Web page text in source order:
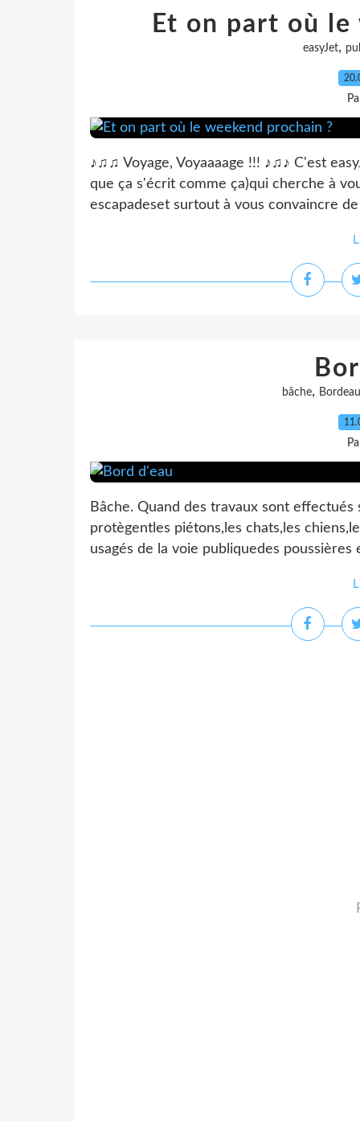
Et on part où le
easyJet,
♪♫♫ Voyage, Voyaaaage !!! ♪♫♪ C'est
que ça s'écrit comme ça)qui cherche à
escapadeset surtout à vous convaincre
bâche,
Bâche. Quand des travaux sont
protègentles piétons,les chats,les
usagés de la voie publiquedes